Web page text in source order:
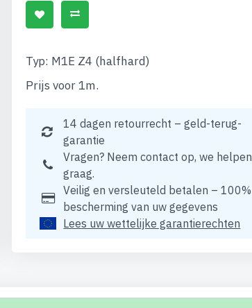
Typ: M1E Z4 (halfhard)
Prijs voor 1m.
14 dagen retourrecht – geld-terug-
garantie
Vragen? Neem contact op, we helpen
graag.
Veilig en versleuteld betalen – 100%
bescherming van uw gegevens
Lees uw wettelijke garantierechten